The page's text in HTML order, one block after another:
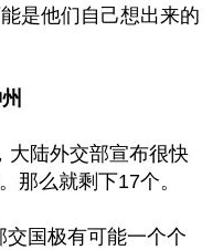
是他们自己想出来的
大陆外交部宣布很快
那么就剩下17个。
国极有可能一个个